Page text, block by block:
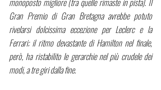
Gran Premio di Gran Bretagna avrebbe potuto
rivelarsi dolcissima eccezione per Leclerc e la
Ferrari; il ritmo devastante di Hamilton nel finale,
però, ha ristabilito le gerarchie nel più crudele dei
modi, a tre giri dalla fine.